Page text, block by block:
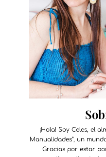
¡Hola! Soy Celes, el
Manualidades”, un
Gracias por estar